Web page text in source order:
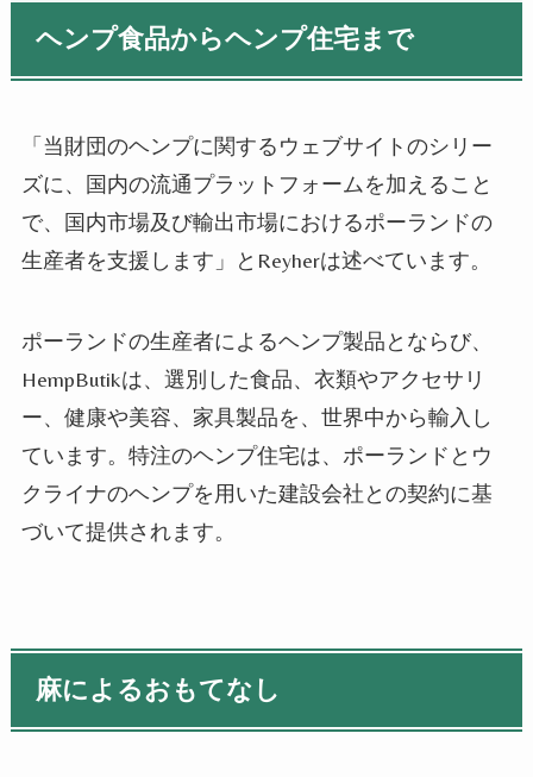
ヘンプ食品からヘンプ住宅まで
「当財団のヘンプに関するウェブサイトのシリー
ズに、 国内の流通プラットフォームを加えること
で、国内市場及び輸出市場におけるポーランドの
生産者を支援します 」とReyherは述べています。
ポーランドの生産者によるヘンプ製品とならび、
HempButikは、選別した食品、衣類やアクセサリ
ー、健康や美容、家具製品を、世界中から輸入し
ています。特注のヘンプ住宅は、ポーランドとウ
クライナのヘンプを用いた建設会社との契約に基
づいて提供されます。
麻によるおもてなし